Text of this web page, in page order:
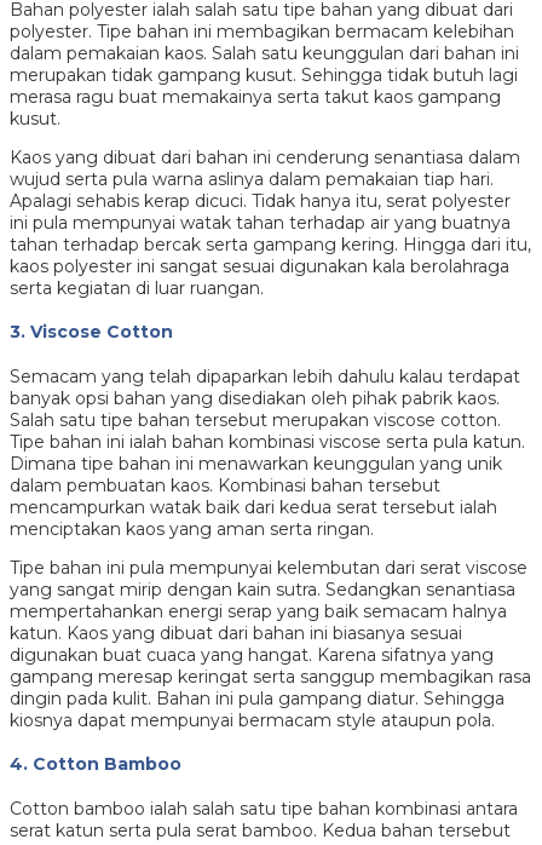
Bahan polyester ialah salah satu tipe bahan yang dibuat dari
polyester. Tipe bahan ini membagikan bermacam kelebihan
dalam pemakaian kaos. Salah satu keunggulan dari bahan ini
merupakan tidak gampang kusut. Sehingga tidak butuh lagi
merasa ragu buat memakainya serta takut kaos gampang
kusut.
Kaos yang dibuat dari bahan ini cenderung senantiasa dalam
wujud serta pula warna aslinya dalam pemakaian tiap hari.
Apalagi sehabis kerap dicuci. Tidak hanya itu, serat polyester
ini pula mempunyai watak tahan terhadap air yang buatnya
tahan terhadap bercak serta gampang kering. Hingga dari itu,
kaos polyester ini sangat sesuai digunakan kala berolahraga
serta kegiatan di luar ruangan.
3. Viscose Cotton
Semacam yang telah dipaparkan lebih dahulu kalau terdapat
banyak opsi bahan yang disediakan oleh pihak pabrik kaos.
Salah satu tipe bahan tersebut merupakan viscose cotton.
Tipe bahan ini ialah bahan kombinasi viscose serta pula katun.
Dimana tipe bahan ini menawarkan keunggulan yang unik
dalam pembuatan kaos. Kombinasi bahan tersebut
mencampurkan watak baik dari kedua serat tersebut ialah
menciptakan kaos yang aman serta ringan.
Tipe bahan ini pula mempunyai kelembutan dari serat viscose
yang sangat mirip dengan kain sutra. Sedangkan senantiasa
mempertahankan energi serap yang baik semacam halnya
katun. Kaos yang dibuat dari bahan ini biasanya sesuai
digunakan buat cuaca yang hangat. Karena sifatnya yang
gampang meresap keringat serta sanggup membagikan rasa
dingin pada kulit. Bahan ini pula gampang diatur. Sehingga
kiosnya dapat mempunyai bermacam style ataupun pola.
4. Cotton Bamboo
Cotton bamboo ialah salah satu tipe bahan kombinasi antara
serat katun serta pula serat bamboo. Kedua bahan tersebut